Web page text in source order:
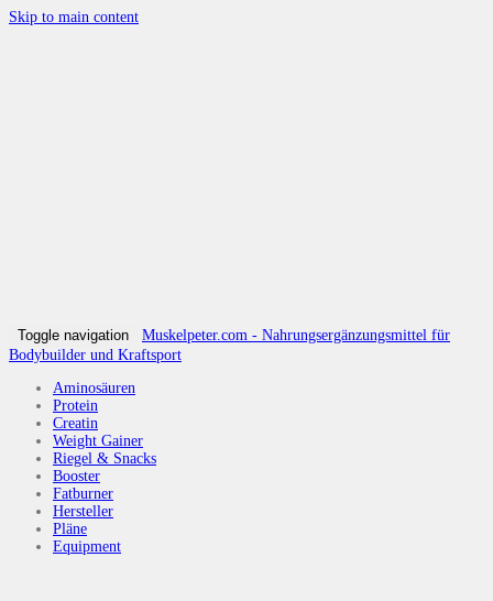
Skip to main content
Toggle navigation
Muskelpeter.com - Nahrungsergänzungsmittel für
Bodybuilder und Kraftsport
Aminosäuren
Protein
Creatin
Weight Gainer
Riegel & Snacks
Booster
Fatburner
Hersteller
Pläne
Equipment